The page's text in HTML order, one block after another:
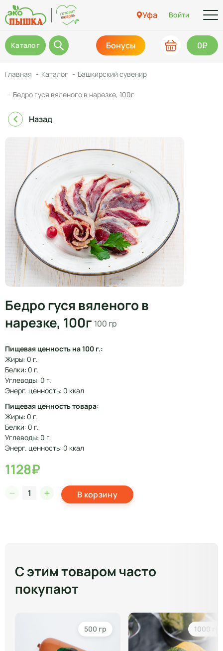
Уфа Войти
Каталог Бонусы 0₽
Главная Каталог Башкирский сувенир
Бедро гуся вяленого в нарезке, 100г
Назад
Бедро гуся вяленого в
нарезке, 100г 100 гр
Пищевая ценность на 100 г.:
Жиры: 0 г.
Белки: 0 г.
Углеводы: 0 г.
Энерг. ценность: 0 ккал
Пищевая ценность товара:
Жиры: 0 г.
Белки: 0 г.
Углеводы: 0 г.
Энерг. ценность: 0 ккал
1128₽
В корзину
С этим товаром часто
покупают
500 гр 1000 гр